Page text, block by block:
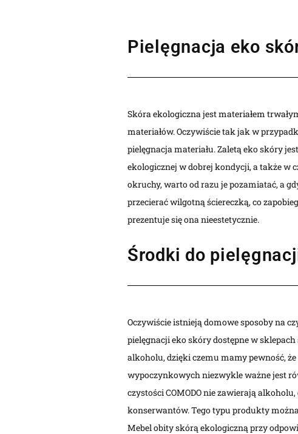
Pielęgnacja eko
Skóra ekologiczna jest materiałem
materiałów. Oczywiście tak jak w
pielęgnacja materiału. Zaletą eko skóry
ekologicznej w dobrej kondycji, a także w
okruchy, warto od razu je pozamiatać, a
przecierać wilgotną ściereczką, co
prezentuje się ona nieestetycznie.
Środki do
Oczywiście istnieją domowe sposoby na
pielęgnacji eko skóry dostępne w
alkoholu, dzięki czemu mamy pewność,
wypoczynkowych niezwykle ważne jest
czystości COMODO nie zawierają
konserwantów. Tego typu produkty
Mebel obity skórą ekologiczną przy